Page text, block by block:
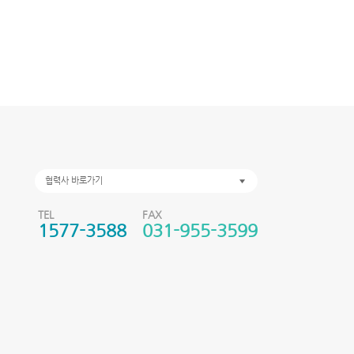
협력사 바로가기
TEL
1577-3588
FAX
031-955-3599